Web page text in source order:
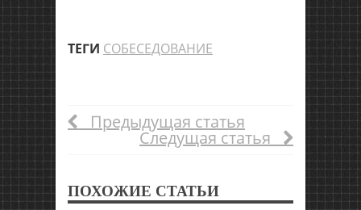
ТЕГИ СОБЕСЕДОВАНИЕ
Предыдущая статья
Следущая статья
ПОХОЖИЕ СТАТЬИ